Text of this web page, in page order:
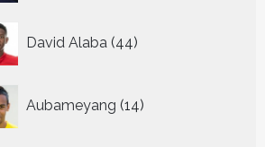
David Alaba 44
producten
Aubameyang 14
producten